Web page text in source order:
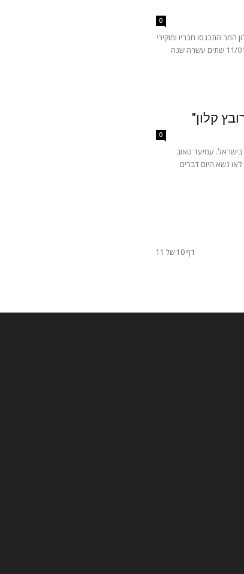
0
התכנסו חבריו ומוקירי
זכרו לאזכרה וקריאת תהילים לעילוי נשמתו. אלי מאור 11/01/2010 שתים עשרה שנה
קלון"
0
בישראל. עמיעד טאוב
לאו נשא היום דברים
דף 10 של 11